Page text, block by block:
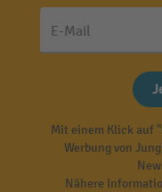
E-Mail
Mit einem Klick auf
Werbung von
Nähere